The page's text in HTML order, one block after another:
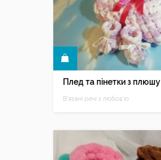
Плед та пінетки з плюшу
В'язані речі з любов'ю